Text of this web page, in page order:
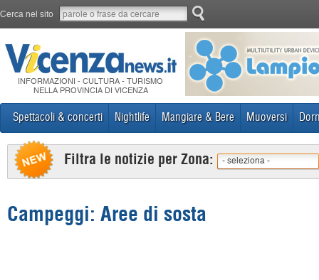
Cerca nel sito
INFORMAZIONI - CULTURA - TURISMO
NELLA PROVINCIA DI VICENZA
Spettacoli & concerti Nightlife Mangiare & Bere Muoversi
Filtra le notizie per Zona: - seleziona -
Campeggi: Aree di sosta